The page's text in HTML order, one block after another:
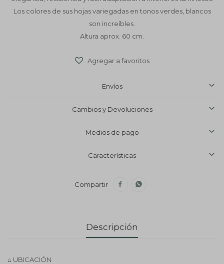
Los colores de sus hojas variegadas en tonos verdes, blancos
son increíbles.
Altura aprox. 60 cm.
Envíos
Cambios y Devoluciones
Medios de pago
Características
 
Descripción
⌂ UBICACIÓN